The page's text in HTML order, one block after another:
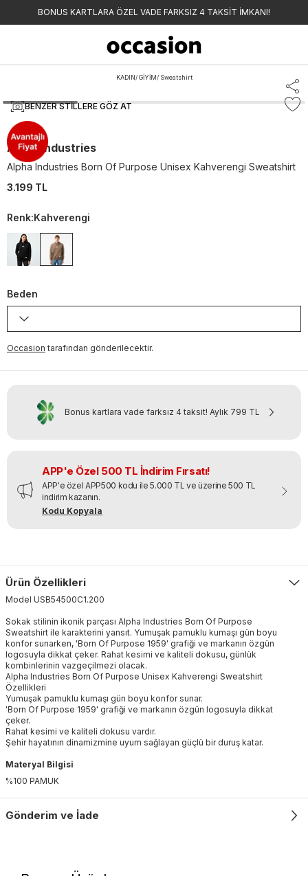
BONUS KARTLARA ÖZEL VADE FARKSIZ 4 TAKSİT İMKANI!
KADIN/ GİYİM/ Sweatshirt
BENZER STILLERE GÖZ AT
Alpha Industries
Alpha Industries Born Of Purpose Unisex Kahverengi Sweatshirt
3.199 TL
Renk:Kahverengi
Beden
Occasion tarafından gönderilecektir.
Bonus kartlara vade farksız 4 taksit! Aylık 799 TL
APP'e Özel 500 TL İndirim Fırsatı!
APP'e özel APP500 kodu ile 5.000 TL ve üzerine 500 TL
indirim kazanın.
Kodu Kopyala
Ürün Özellikleri
Model USB54500C1.200
Sokak stilinin ikonik parçası Alpha Industries Born Of Purpose
Sweatshirt ile karakterini yansıt. Yumuşak pamuklu kumaşı gün boyu
konfor sunarken, 'Born Of Purpose 1959' grafiği ve markanın özgün
logosuyla dikkat çeker. Rahat kesimi ve kaliteli dokusu, günlük
kombinlerinin vazgeçilmezi olacak.
Alpha Industries Born Of Purpose Unisex Kahverengi Sweatshirt
Özellikleri
Yumuşak pamuklu kumaşı gün boyu konfor sunar.
'Born Of Purpose 1959' grafiği ve markanın özgün logosuyla dikkat
çeker.
Rahat kesimi ve kaliteli dokusu vardır.
Şehir hayatının dinamizmine uyum sağlayan güçlü bir duruş katar.
Materyal Bilgisi
%100 PAMUK
Gönderim ve İade